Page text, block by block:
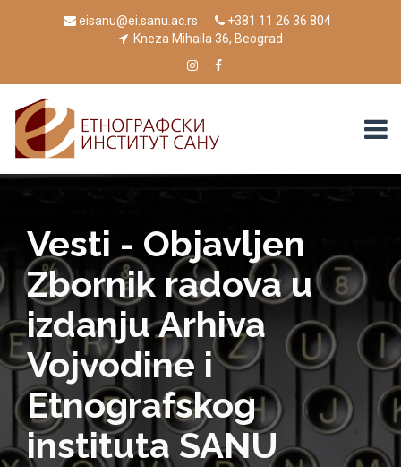
eisanu@ei.sanu.ac.rs
+381 11 26 36 804
Kneza Mihaila 36, Beograd
Vesti - Objavljen
Zbornik radova u
izdanju Arhiva
Vojvodine i
Etnografskog
instituta SANU